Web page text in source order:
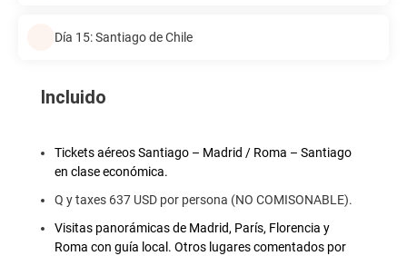
Día 15: Santiago de Chile
Incluido
Tickets aéreos Santiago – Madrid / Roma – Santiago
en clase económica.
Q y taxes 637 USD por persona (NO COMISONABLE).
Visitas panorámicas de Madrid, París, Florencia y
Roma con guía local. Otros lugares comentados por